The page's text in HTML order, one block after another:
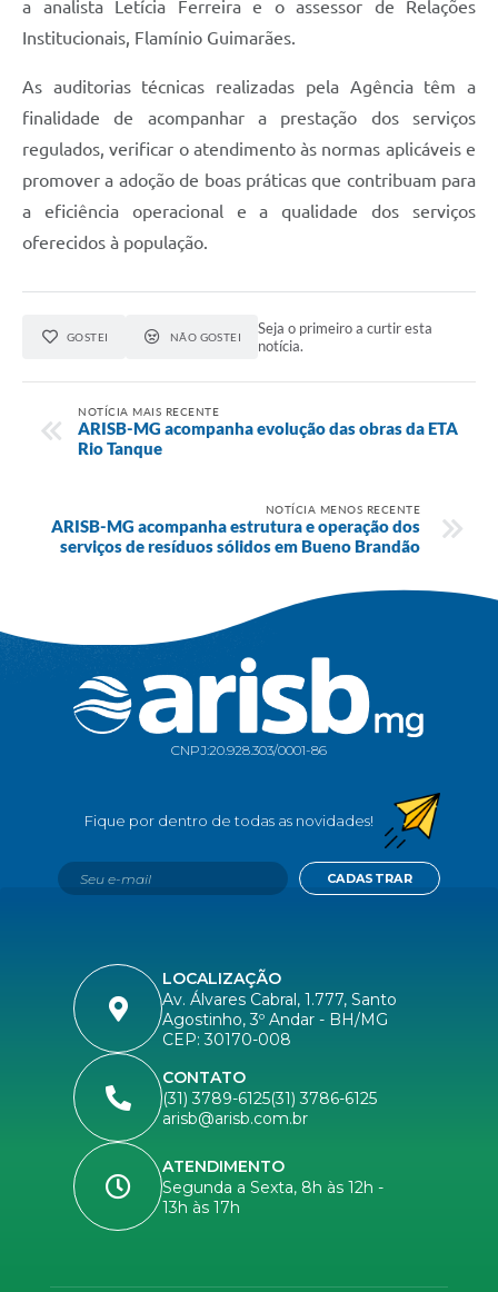
a analista Letícia Ferreira e o assessor de Relações
Institucionais, Flamínio Guimarães.
As auditorias técnicas realizadas pela Agência têm a
finalidade de acompanhar a prestação dos serviços
regulados, verificar o atendimento às normas aplicáveis e
promover a adoção de boas práticas que contribuam para
a eficiência operacional e a qualidade dos serviços
oferecidos à população.
GOSTEI NÃO GOSTEI
Seja o primeiro a curtir esta
notícia.
NOTÍCIA MAIS RECENTE
ARISB-MG acompanha evolução das obras da ETA
Rio Tanque
NOTÍCIA MENOS RECENTE
ARISB-MG acompanha estrutura e operação dos
serviços de resíduos sólidos em Bueno Brandão
CNPJ:20.928.303/0001-86
LOCALIZAÇÃO
Av. Álvares Cabral, 1.777, Santo
Agostinho, 3º Andar - BH/MG
CEP: 30170-008
CONTATO
(31) 3789-6125(31) 3786-6125
arisb@arisb.com.br
ATENDIMENTO
Segunda a Sexta, 8h às 12h -
13h às 17h
CADASTRAR